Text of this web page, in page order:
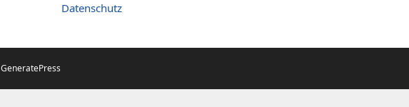
Datenschutz
GeneratePress